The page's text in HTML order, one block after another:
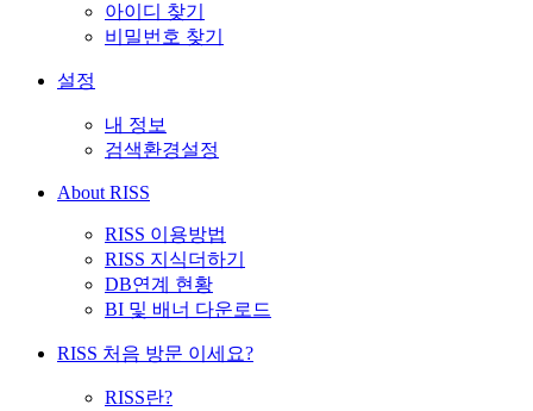
아이디 찾기
비밀번호 찾기
설정
내 정보
검색환경설정
About RISS
RISS 이용방법
RISS 지식더하기
DB연계 현황
BI 및 배너 다운로드
RISS 처음 방문 이세요?
RISS란?